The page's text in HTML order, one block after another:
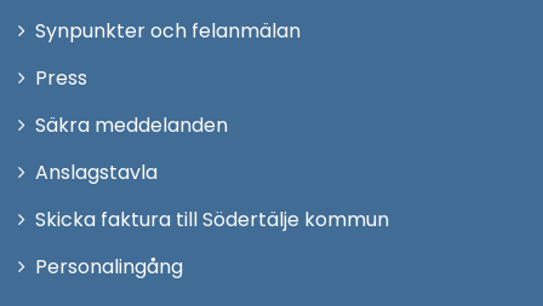
Synpunkter och felanmälan
Press
fönster
Säkra meddelanden
Anslagstavla
Skicka faktura till Södertälje kommun
PersonalingångÖppna